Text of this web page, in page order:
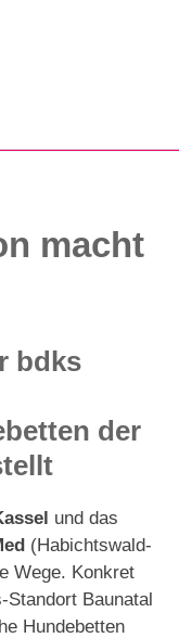
macht
bdks
der
und das
(Habichtswald-
Wege. Konkret
Standort Baunatal
Hundebetten